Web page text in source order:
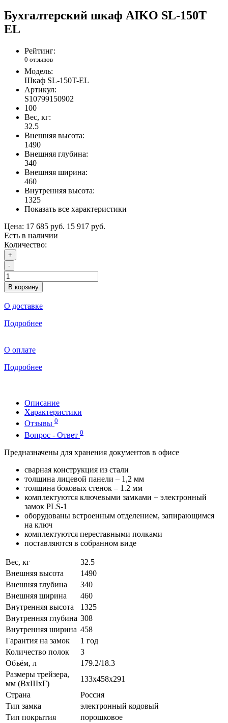
Бухгалтерский шкаф AIKO SL-150Т
EL
Рейтинг:
0 отзывов
Модель:
Шкаф SL-150T-EL
Артикул:
S10799150902
100
Вес, кг:
32.5
Внешняя высота:
1490
Внешняя глубина:
340
Внешняя ширина:
460
Внутренняя высота:
1325
Показать все характеристики
Цена: 17 685 руб. 15 917 руб.
Есть в наличии
Количество:
+
-
В корзину
О доставке
Подробнее
О оплате
Подробнее
Описание
Характеристики
Отзывы 0
Вопрос - Ответ 0
Предназначены для хранения документов в офисе
сварная конструкция из стали
толщина лицевой панели – 1,2 мм
толщина боковых стенок – 1.2 мм
комплектуются ключевыми замками + электронный
замок PLS-1
оборудованы встроенным отделением, запирающимся
на ключ
комплектуются переставными полками
поставляются в собранном виде
Вес, кг
32.5
Внешняя высота
1490
Внешняя глубина
340
Внешняя ширина
460
Внутренняя высота
1325
Внутренняя глубина 308
Внутренняя ширина 458
Гарантия на замок
1 год
Количество полок
3
Объём, л
179.2/18.3
Размеры трейзера,
мм (ВхШхГ)
133x458x291
Страна
Россия
Тип замка
электронный кодовый
Тип покрытия
порошковое